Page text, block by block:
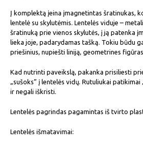
Į komplektą įeina įmagnetintas šratinukas,
lentelė su skylutėmis. Lentelės viduje –
šratinuką prie vienos skylutės, į ją patenka
lieka joje, padarydamas tašką. Tokiu būdu
priešinius, nupiešti liniją, geometrines
Kad nutrinti paveikslą, pakanka prisiliesti
„sušoks” į lentelės vidų. Rutuliukai
ir negali iškristi.
Lentelės pagrindas pagamintas iš tvirto
Lentelės išmatavimai: